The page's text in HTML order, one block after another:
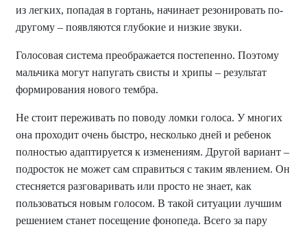
из легких, попадая в гортань, начинает резонировать по-
другому – появляются глубокие и низкие звуки.
Голосовая система преображается постепенно. Поэтому
мальчика могут напугать свисты и хрипы – результат
формирования нового тембра.
Не стоит переживать по поводу ломки голоса. У многих
она проходит очень быстро, несколько дней и ребенок
полностью адаптируется к изменениям. Другой вариант –
подросток не может сам справиться с таким явлением. Он
стесняется разговаривать или просто не знает, как
пользоваться новым голосом. В такой ситуации лучшим
решением станет посещение фонопеда. Всего за пару